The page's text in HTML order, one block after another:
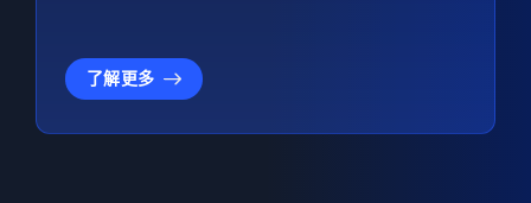
了解更多